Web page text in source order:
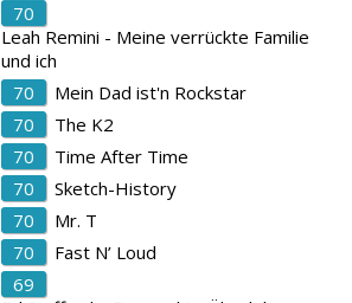
70
Leah Remini - Meine verrückte Familie
und ich
70
Mein Dad ist'n Rockstar
70
The K2
70
Time After Time
70
Sketch-History
70
Mr. T
70
Fast N’ Loud
69